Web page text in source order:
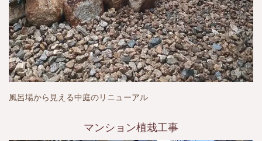
風呂場から見える中庭のリニューアル
マンション植栽工事